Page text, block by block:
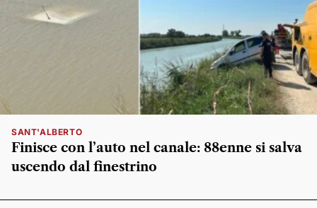
SANT'ALBERTO
Finisce con l’auto nel canale: 88enne si salva
uscendo dal finestrino